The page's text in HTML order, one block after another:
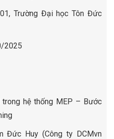
Trường Đại học Tôn Đức
2025
trong hệ thống MEP – Bước
Đức Huy (Công ty DCMvn